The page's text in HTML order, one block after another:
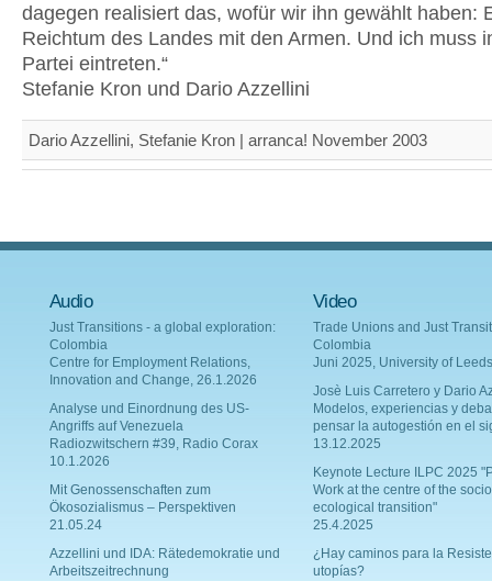
dagegen realisiert das, wofür wir ihn gewählt haben:
Reichtum des Landes mit den Armen. Und ich muss
Partei eintreten.“
Stefanie Kron und Dario Azzellini
Dario Azzellini, Stefanie Kron | arranca! November 2003
Audio
Just Transitions - a global exploration:
Colombia
Centre for Employment Relations,
Innovation and Change, 26.1.2026
Analyse und Einordnung des US-
Angriffs auf Venezuela
Radiozwitschern #39, Radio Corax
10.1.2026
Mit Genossenschaften zum
Ökosozialismus – Perspektiven
21.05.24
Azzellini und IDA: Rätedemokratie und
Arbeitszeitrechnung
Video
Trade Unions and Just
Colombia
Juni 2025, University of Leeds
Josè Luis Carretero y Dario
Modelos, experiencias y
pensar la autogestión en el
13.12.2025
Keynote Lecture ILPC 2025
Work at the centre of the
ecological transition"
25.4.2025
¿Hay caminos para la
utopías?